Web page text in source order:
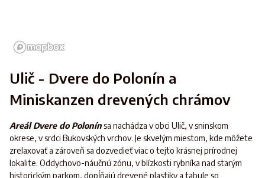
Ulič - Dvere do Polonín a
Miniskanzen drevených chrámov
Areál Dvere do Polonínsa nachádza v obci Ulič, v sninskom
okrese, v srdci Bukovských vrchov. Je skvelým miestom, kde môžete
zrelaxovať a zároveň sa dozvedieť viac o tejto krásnej prírodnej
lokalite. Oddychovo-náučnú zónu, v blízkosti rybníka nad starým
historickým parkom, dopĺňajú drevené plastiky a tabule so